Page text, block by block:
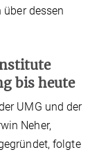
dessen
bis heute
UMG und der
Neher,
folgte